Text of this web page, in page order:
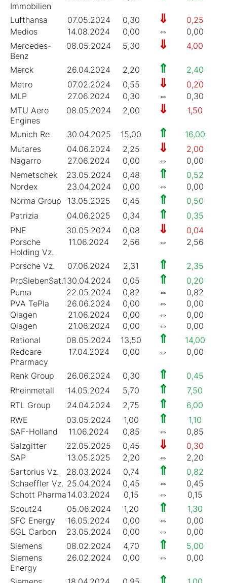
Immobilien
Lufthansa 07.05.2024 0,30 ⇓ 0,25
Medios
14.08.2024 0,00 ⇔ 0,00
Mercedes-
Benz
08.05.2024 5,30 ⇓ 4,00
Merck 26.04.2024 2,20 ⇑ 2,40
Metro
07.02.2024 0,55 ⇓ 0,20
MLP
27.06.2024 0,30 ⇔ 0,30
MTU Aero
Engines
08.05.2024 2,00 ⇓ 1,50
Munich Re 30.04.2025 15,00 ⇑ 16,00
Mutares
04.06.2024 2,25 ⇓ 2,00
Nagarro
27.06.2024 0,00 ⇔ 0,00
Nemetschek
23.05.2024 0,48 ⇑ 0,52
Nordex
23.04.2024 0,00 ⇔ 0,00
Norma Group
13.05.2025 0,45 ⇑ 0,50
Patrizia
04.06.2025 0,34 ⇑ 0,35
PNE
30.05.2024 0,08 ⇓ 0,04
Porsche
Holding Vz.
11.06.2024 2,56 ⇔ 2,56
Porsche Vz. 07.06.2024 2,31 ⇑ 2,35
ProSiebenSat.1 30.04.2024 0,05 ⇑ 0,20
Puma
22.05.2024 0,82 ⇔ 0,82
PVA TePla
26.06.2024 0,00 ⇔ 0,00
Qiagen
21.06.2024 0,00 ⇔ 0,00
Qiagen
21.06.2024 0,00 ⇔ 0,00
Rational
08.05.2024 13,50 ⇑ 14,00
Redcare
Pharmacy
17.04.2024 0,00 ⇔ 0,00
Renk Group 26.06.2024 0,30 ⇑ 0,45
Rheinmetall
14.05.2024 5,70 ⇑ 7,50
RTL Group
24.04.2024 2,75 ⇑ 6,00
RWE
03.05.2024 1,00 ⇑ 1,10
SAF-Holland
11.06.2024 0,85 ⇔ 0,85
Salzgitter
22.05.2025 0,45 ⇓ 0,30
SAP
13.05.2025 2,20 ⇔ 2,20
Sartorius Vz.
28.03.2024 0,74 ⇑ 0,82
Schaeffler Vz. 25.04.2024 0,45 ⇔ 0,45
Schott Pharma 14.03.2024 0,15 ⇔ 0,15
Scout24
05.06.2024 1,20 ⇑ 1,30
SFC Energy
16.05.2024 0,00 ⇔ 0,00
SGL Carbon
23.05.2024 0,00 ⇔ 0,00
Siemens
08.02.2024 4,70 ⇑ 5,00
Siemens
Energy
26.02.2024 0,00 ⇔ 0,00
⇑